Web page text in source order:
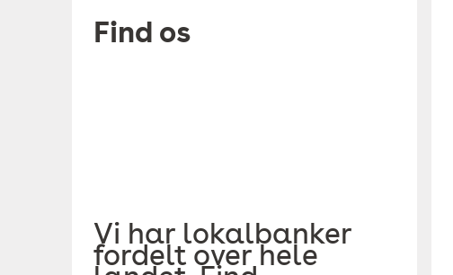
Find os
Vi har lokalbanker
fordelt over hele